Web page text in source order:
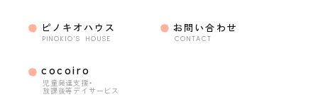
ピノキオハウス
PINOKIO'S HOUSE
cocoiro
児童発達支援・
放課後等デイサービス
お問い合わせ
CONTACT